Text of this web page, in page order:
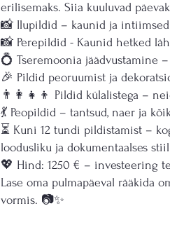
erilisemaks. Siia kuuluvad
📸 Ilupildid – kaunid ja
📸 Perepildid - Kaunid hetked
💍 Tseremoonia jäädvustamine
🎉 Pildid peoruumist ja
👨‍👩‍👧‍👦 Pildid külalistega –
💃 Peopildid – tantsud, naer ja
⏳ Kuni 12 tundi pildistamist –
loodusliku ja dokumentaalses
💖 Hind: 1250 € – investeering
Lase oma pulmapäeval rääkida
vormis. 📷✨